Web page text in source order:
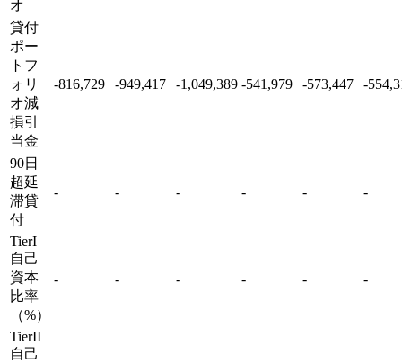
オ
貸付
ポー
トフ
ォリ
オ減
損引
当金
-816,729 -949,417 -1,049,389 -541,979 -573,447 -
90日
超延
滞貸
付
- - - - - -
TierI
自己
資本
比率
（%）
- - - - - -
TierII
自己